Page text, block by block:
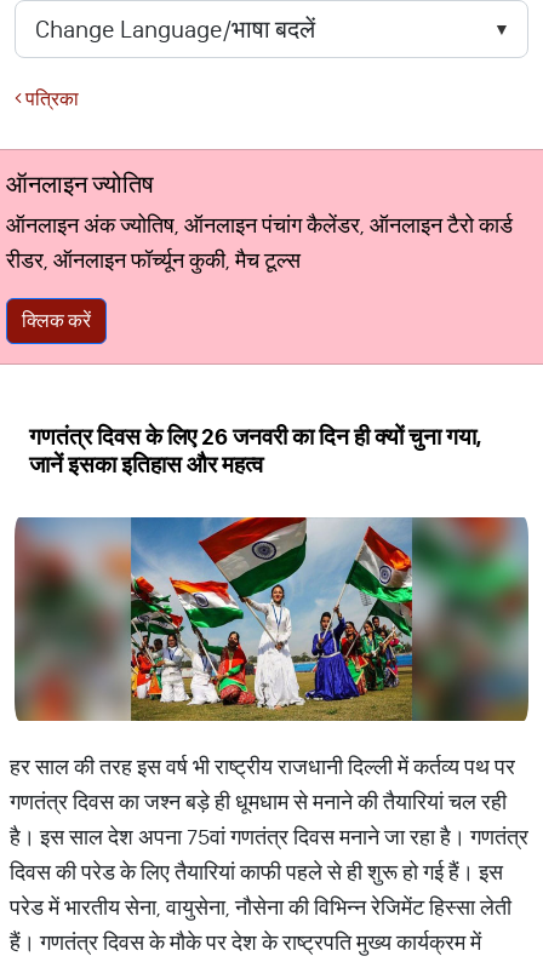
पत्रिका
ऑनलाइन ज्योतिष
ऑनलाइन अंक ज्योतिष, ऑनलाइन पंचांग कैलेंडर, ऑनलाइन टैरो कार्ड
रीडर, ऑनलाइन फॉर्च्यून कुकी, मैच टूल्स
क्लिक करें
गणतंत्र दिवस के लिए 26 जनवरी का दिन ही क्यों चुना गया,
जानें इसका इतिहास और महत्व
हर साल की तरह इस वर्ष भी राष्‍ट्रीय राजधानी दिल्‍ली में कर्तव्य पथ पर
गणतंत्र दिवस का जश्न बड़े ही धूमधाम से मनाने की तैयारियां चल रही
है। इस साल देश अपना 75वां गणतंत्र दिवस मनाने जा रहा है। गणतंत्र
दिवस की परेड के लिए तैयारियां काफी पहले से ही शुरू हो गई हैं। इस
परेड में भारतीय सेना, वायुसेना, नौसेना की विभिन्न रेजिमेंट हिस्सा लेती
हैं। गणतंत्र दिवस के मौके पर देश के राष्ट्रपति मुख्य कार्यक्रम में